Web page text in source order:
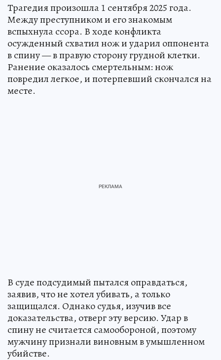
Трагедия произошла 1 сентября 2025 года.
Между преступником и его знакомым
вспыхнула ссора. В ходе конфликта
осужденный схватил нож и ударил оппонента
в спину — в правую сторону грудной клетки.
Ранение оказалось смертельным: нож
повредил легкое, и потерпевший скончался на
месте.
В суде подсудимый пытался оправдаться,
заявив, что не хотел убивать, а только
защищался. Однако судья, изучив все
доказательства, отверг эту версию. Удар в
спину не считается самообороной, поэтому
мужчину признали виновным в умышленном
убийстве.